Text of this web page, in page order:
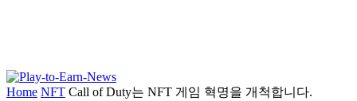
Home NFT Call of Duty는 NFT 게임 혁명을 개척합니다.